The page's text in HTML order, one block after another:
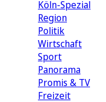
Köln-Spezial
Region
Politik
Wirtschaft
Sport
Panorama
Promis & TV
Freizeit